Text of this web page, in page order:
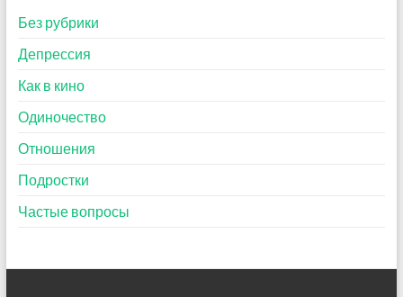
Без рубрики
Депрессия
Как в кино
Одиночество
Отношения
Подростки
Частые вопросы